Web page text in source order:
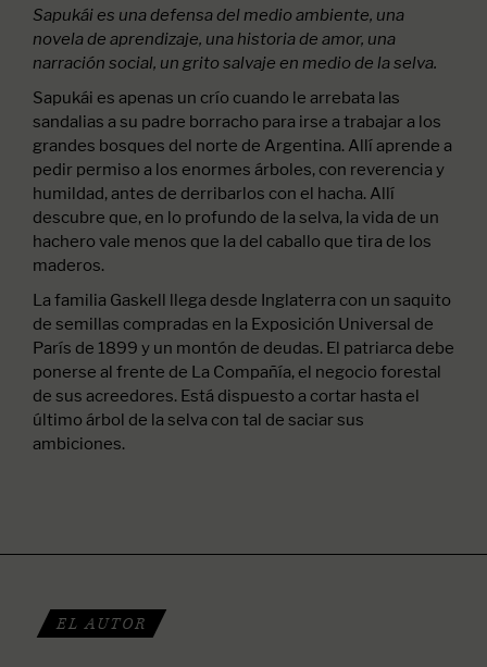
Sapukái es una defensa del medio ambiente, una
novela de aprendizaje, una historia de amor, una
narración social, un grito salvaje en medio de la selva.
Sapukái es apenas un crío cuando le arrebata las
sandalias a su padre borracho para irse a trabajar a los
grandes bosques del norte de Argentina. Allí aprende a
pedir permiso a los enormes árboles, con reverencia y
humildad, antes de derribarlos con el hacha. Allí
descubre que, en lo profundo de la selva, la vida de un
hachero vale menos que la del caballo que tira de los
maderos.
La familia Gaskell llega desde Inglaterra con un saquito
de semillas compradas en la Exposición Universal de
París de 1899 y un montón de deudas. El patriarca debe
ponerse al frente de La Compañía, el negocio forestal
de sus acreedores. Está dispuesto a cortar hasta el
último árbol de la selva con tal de saciar sus
ambiciones.
EL AUTOR